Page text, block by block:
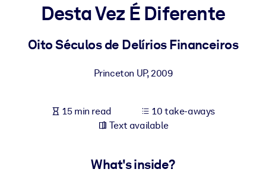
For LMS/LXP
Enrich your corporate library with trusted, ready-to-use business
Fuel your AI systems with reliable, structured knowledge to
Desta Vez É Diferente
Oito Séculos de Delírios Financeiros
Princeton UP,2009
15 min read
10 take-aways
Text available
What's inside?